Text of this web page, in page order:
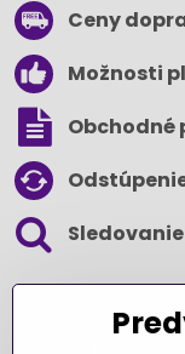
Ceny
Možnosti
Obchodné